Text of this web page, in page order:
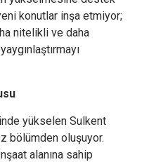
konutlar inşa etmiyor;
nitelikli ve daha
yükselen Sulkent
bölümden oluşuyor.
alanına sahip